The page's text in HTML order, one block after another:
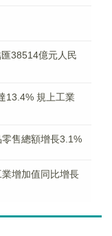
38514億元人民
13.4% 規上工業
售總額增長3.1%
增加值同比增長